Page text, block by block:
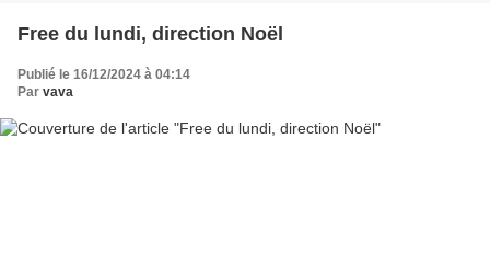
Free du lundi, direction Noël
Publié le 16/12/2024 à 04:14
Par vava